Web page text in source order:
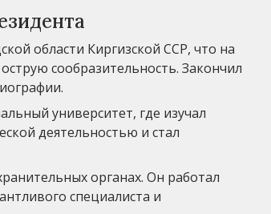
области Киргизской ССР, что на
сообразительность. Закончил
университет, где изучал
деятельностью и стал
органах. Он работал
специалиста и